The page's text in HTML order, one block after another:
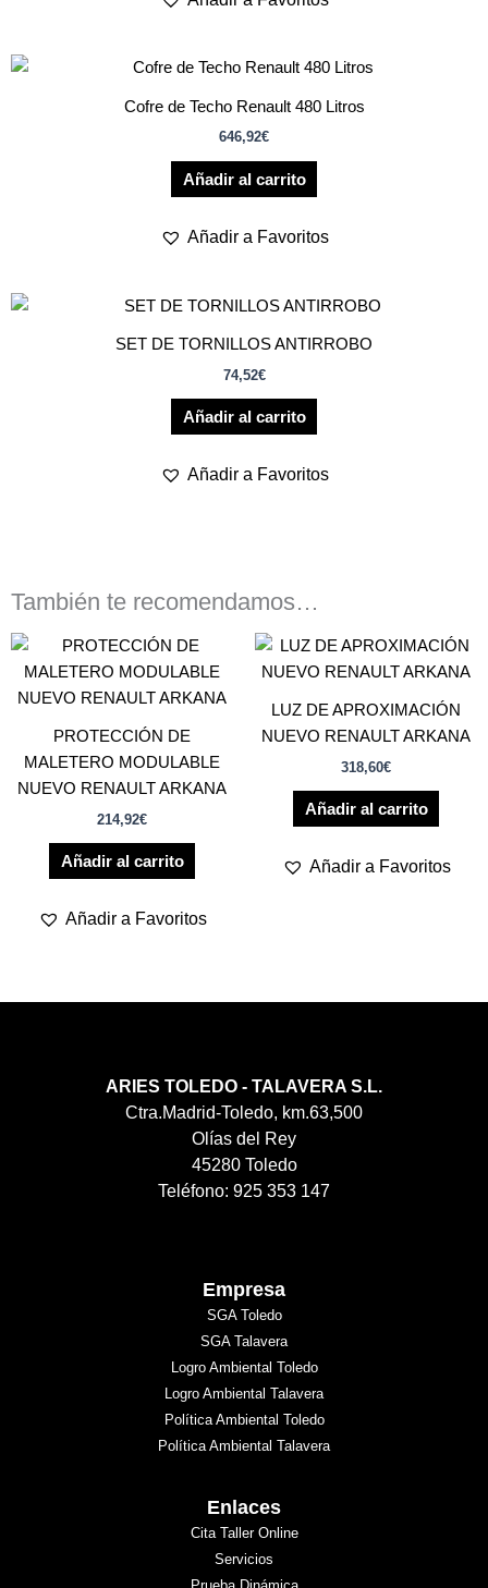
Cofre de Techo Renault 480 Litros
646,92€
Añadir al carrito
Añadir a Favoritos
SET DE TORNILLOS ANTIRROBO
74,52€
Añadir al carrito
Añadir a Favoritos
También te recomendamos…
PROTECCIÓN DE
MALETERO MODULABLE
NUEVO RENAULT ARKANA
214,92€
Añadir al carrito
Añadir a Favoritos
LUZ DE APROXIMACIÓN
NUEVO RENAULT ARKANA
318,60€
Añadir al carrito
Añadir a Favoritos
ARIES TOLEDO - TALAVERA S.L.
Ctra.Madrid-Toledo, km.63,500
Olías del Rey
45280 Toledo
Teléfono: 925 353 147
Empresa
SGA Toledo
SGA Talavera
Logro Ambiental Toledo
Logro Ambiental Talavera
Política Ambiental Toledo
Política Ambiental Talavera
Enlaces
Cita Taller Online
Servicios